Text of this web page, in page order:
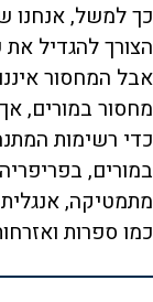
כך למשל, אנחנו
הצורך להגדיל
אבל המחסור
מחסור במורים,
כדי רשימות
במורים,
מתמטיקה,
כמו ספרות